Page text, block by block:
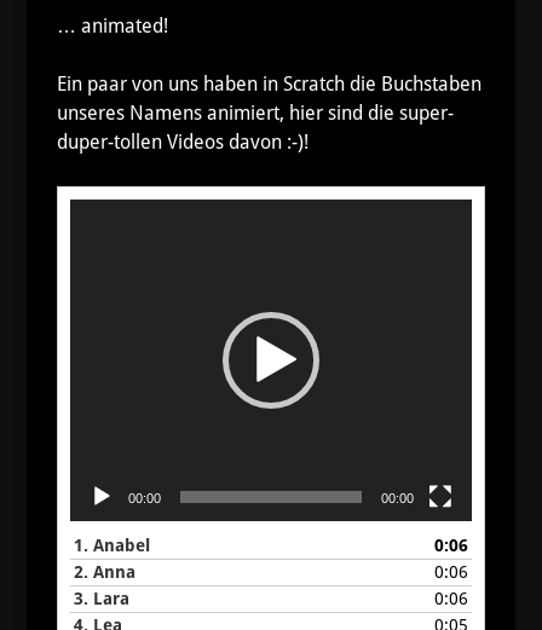
… animated!
Ein paar von uns haben in Scratch die Buchstaben
unseres Namens animiert, hier sind die super-
duper-tollen Videos davon :-)!
00:00 00:00
1. Anabel
0:06
2. Anna
0:06
3. Lara
0:06
4. Lea
0:05